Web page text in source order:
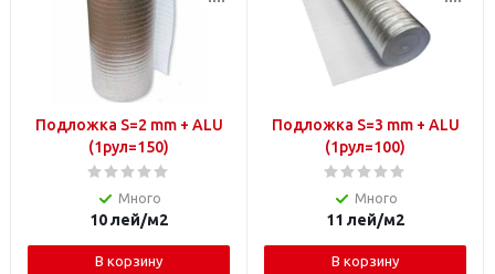
Подложка S=2 mm + ALU
(1рул=150)
Много
10лей/м2
В корзину
Подложка S=3 mm + ALU
(1рул=100)
Много
11 лей/м2
В корзину